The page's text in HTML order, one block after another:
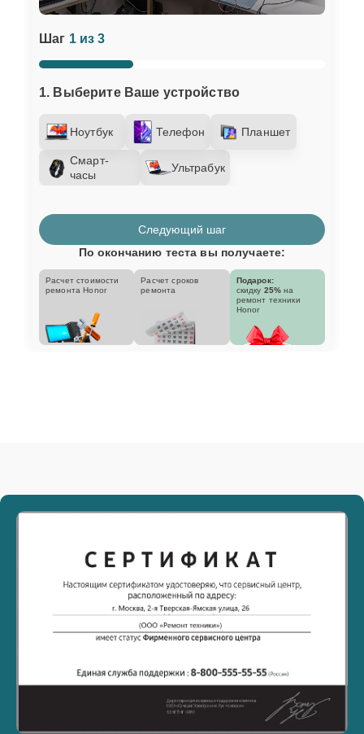
Шаг 1 из 3
1. Выберите Ваше устройство
Ноутбук Телефон Планшет
Смарт-
часы
Ультрабук
Следующий шаг
По окончанию теста вы получаете:
Расчет стоимости
ремонта Honor
Расчет сроков
ремонта
Подарок:
скидку 25% на
ремонт техники
Honor